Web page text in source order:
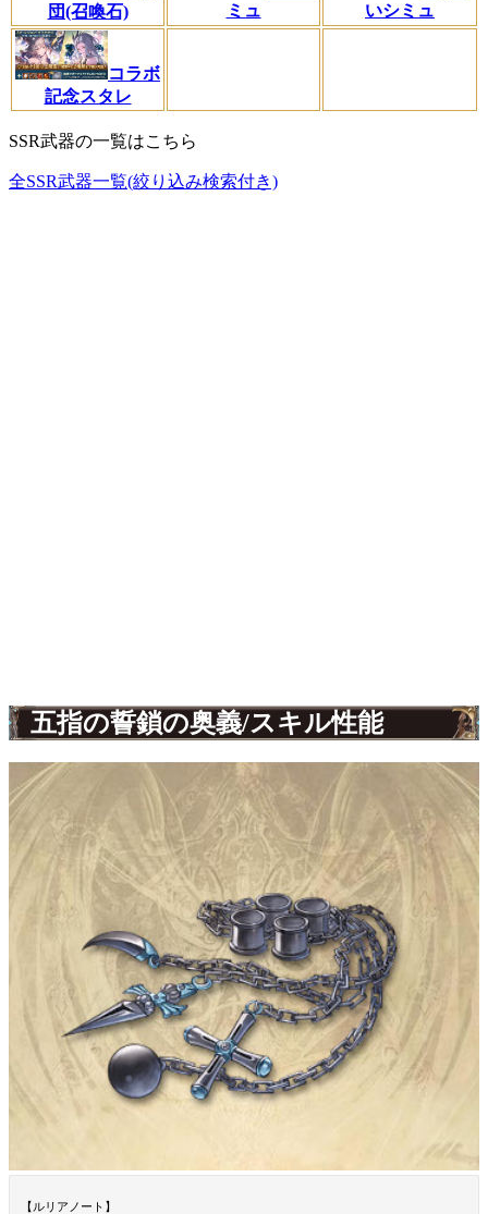
団(召喚石)
ミュ
いシミュ
コラボ
記念スタレ
SSR武器の一覧はこちら
全SSR武器一覧(絞り込み検索付き)
五指の誓鎖の奥義/スキル性能
【ルリアノート】